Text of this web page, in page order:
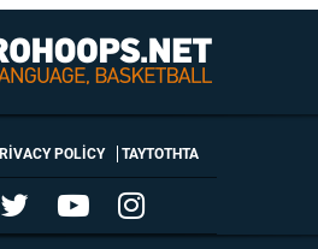
POLICY ΤΑΥΤΟΤΗΤΑ